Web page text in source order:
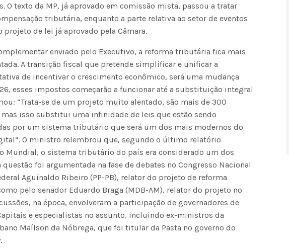
O texto da MP, já aprovado em comissão mista, passou a tratar
tributária, enquanto a parte relativa ao setor de eventos
projeto de lei já aprovado pela Câmara.
enviado pelo Executivo, a reforma tributária fica mais
A transição fiscal que pretende simplificar e unificar a
de incentivar o crescimento econômico, será uma mudança
esses impostos começarão a funcionar até a substituição integral
“Trata-se de um projeto muito alentado, são mais de 300
isso substitui uma infinidade de leis que estão sendo
por um sistema tributário que será um dos mais modernos do
O ministro relembrou que, segundo o último relatório
Mundial, o sistema tributário do país era considerado um dos
foi argumentada na fase de debates no Congresso Nacional
Aguinaldo Ribeiro (PP-PB), relator do projeto de reforma
pelo senador Eduardo Braga (MDB-AM), relator do projeto no
na época, envolveram a participação de governadores de
e especialistas no assunto, incluindo ex-ministros da
Maílson da Nóbrega, que foi titular da Pasta no governo do
Voo cancelado, bagagem extraviada e
os seus direitos